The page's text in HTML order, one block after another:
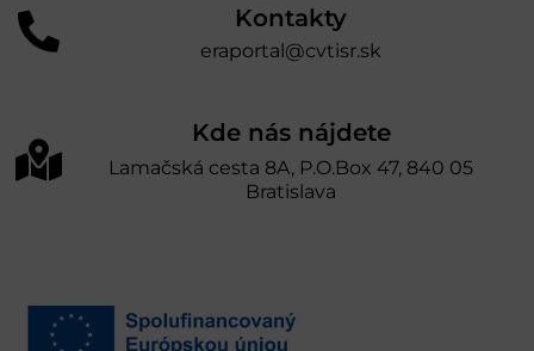
Kontakty
eraportal@cvtisr.sk
Kde nás nájdete
Lamačská cesta 8A, P.O.Box 47, 840 05
Bratislava